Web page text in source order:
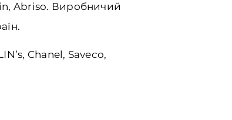
Abriso. Виробничий
Chanel, Saveco,